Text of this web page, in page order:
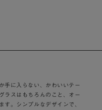
手に入らない、かわいいテー
ラスはもちろんのこと、オー
す。シンプルなデザインで、